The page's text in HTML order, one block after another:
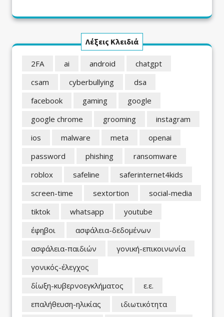
Λέξεις Κλειδιά
2FA ai android
chatgpt
csam
cyberbullying
dsa
facebook
gaming
google
google chrome
grooming
instagram
ios
malware meta
openai
password
phishing
ransomware
roblox
safeline
saferinternet4kids
screen-time
sextortion
social-media
tiktok
whatsapp
youtube
έφηβοι
ασφάλεια-δεδομένων
ασφάλεια-παιδιών
γονική-επικοινωνία
γονικός-έλεγχος
δίωξη-κυβερνοεγκλήματος
ε.ε.
επαλήθευση-ηλικίας
ιδιωτικότητα